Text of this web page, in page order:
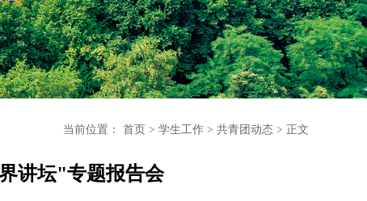
当前位置： 首页 > 学生工作 > 共青团动态 > 正文
讲坛"专题报告会